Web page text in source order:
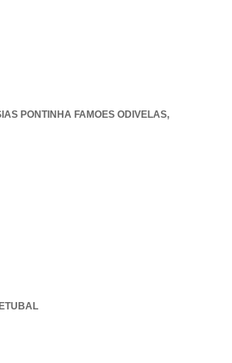
PONTINHA FAMOES ODIVELAS,